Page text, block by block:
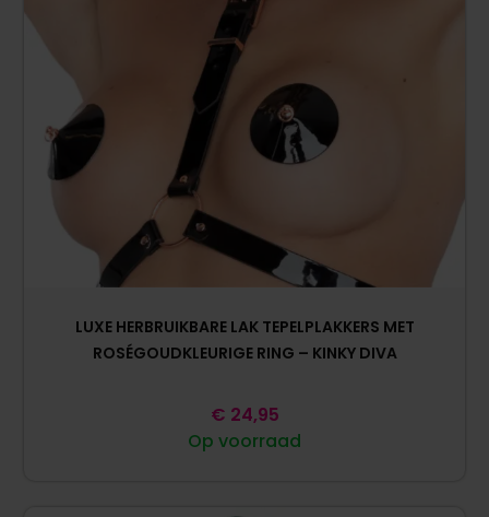
LUXE HERBRUIKBARE LAK TEPELPLAKKERS MET
ROSÉGOUDKLEURIGE RING – KINKY DIVA
Op voorraad
€ 24,95